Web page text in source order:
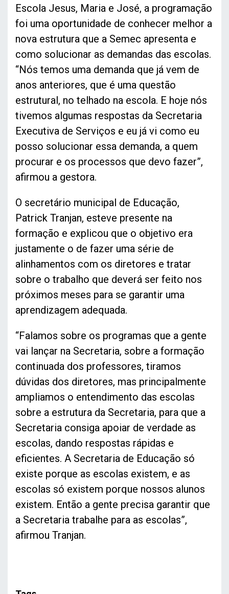
Escola Jesus, Maria e José, a programação
foi uma oportunidade de conhecer melhor a
nova estrutura que a Semec apresenta e
como solucionar as demandas das escolas.
“Nós temos uma demanda que já vem de
anos anteriores, que é uma questão
estrutural, no telhado na escola. E hoje nós
tivemos algumas respostas da Secretaria
Executiva de Serviços e eu já vi como eu
posso solucionar essa demanda, a quem
procurar e os processos que devo fazer”,
afirmou a gestora.
O secretário municipal de Educação,
Patrick Tranjan, esteve presente na
formação e explicou que o objetivo era
justamente o de fazer uma série de
alinhamentos com os diretores e tratar
sobre o trabalho que deverá ser feito nos
próximos meses para se garantir uma
aprendizagem adequada.
“Falamos sobre os programas que a gente
vai lançar na Secretaria, sobre a formação
continuada dos professores, tiramos
dúvidas dos diretores, mas principalmente
ampliamos o entendimento das escolas
sobre a estrutura da Secretaria, para que a
Secretaria consiga apoiar de verdade as
escolas, dando respostas rápidas e
eficientes. A Secretaria de Educação só
existe porque as escolas existem, e as
escolas só existem porque nossos alunos
existem. Então a gente precisa garantir que
a Secretaria trabalhe para as escolas”,
afirmou Tranjan.